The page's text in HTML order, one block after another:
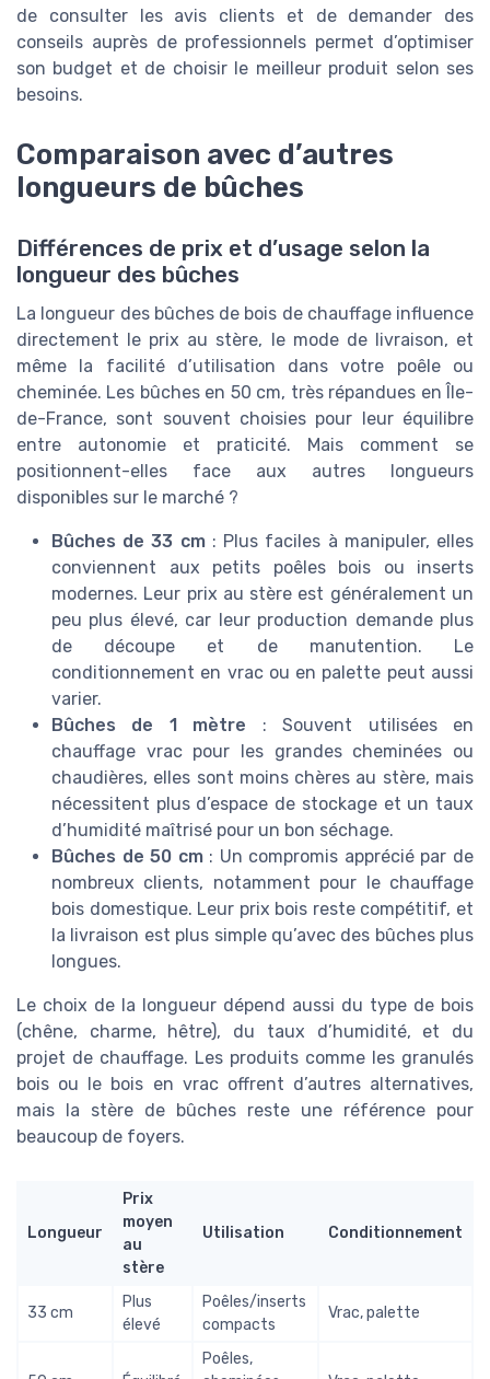
de consulter les avis clients et de demander des
conseils auprès de professionnels permet d’optimiser
son budget et de choisir le meilleur produit selon ses
besoins.
Comparaison avec d’autres
longueurs de bûches
Différences de prix et d’usage selon la
longueur des bûches
La longueur des bûches de bois de chauffage influence
directement le prix au stère, le mode de livraison, et
même la facilité d’utilisation dans votre poêle ou
cheminée. Les bûches en 50 cm, très répandues en Île-
de-France, sont souvent choisies pour leur équilibre
entre autonomie et praticité. Mais comment se
positionnent-elles face aux autres longueurs
disponibles sur le marché ?
Bûches de 33 cm: Plus faciles à manipuler, elles
conviennent aux petits poêles bois ou inserts
modernes. Leur prix au stère est généralement un
peu plus élevé, car leur production demande plus
de découpe et de manutention. Le
conditionnement en vrac ou en palette peut aussi
varier.
Bûches de 1 mètre : Souvent utilisées en
chauffage vrac pour les grandes cheminées ou
chaudières, elles sont moins chères au stère, mais
nécessitent plus d’espace de stockage et un taux
d’humidité maîtrisé pour un bon séchage.
Bûches de 50 cm: Un compromis apprécié par de
nombreux clients, notamment pour le chauffage
bois domestique. Leur prix bois reste compétitif, et
la livraison est plus simple qu’avec des bûches plus
longues.
Le choix de la longueur dépend aussi du type de bois
(chêne, charme, hêtre), du taux d’humidité, et du
projet de chauffage. Les produits comme les granulés
bois ou le bois en vrac offrent d’autres alternatives,
mais la stère de bûches reste une référence pour
beaucoup de foyers.
Longueur
Prix
moyen
au
stère
Utilisation Conditionnement
33 cm
Plus
élevé
Poêles/inserts
compacts
Vrac, palette
Poêles,